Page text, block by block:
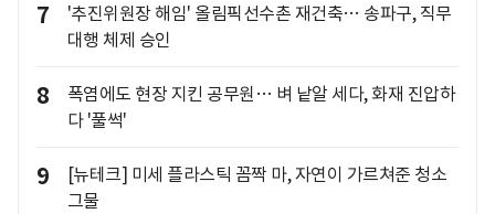
7
'추진위원장 해임' 올림픽선수촌 재건축… 송파구, 직무
대행 체제 승인
8
폭염에도 현장 지킨 공무원… 벼 낱알 세다, 화재 진압하
다 '풀썩'
9
[뉴테크] 미세 플라스틱 꼼짝 마, 자연이 가르쳐준 청소
그물